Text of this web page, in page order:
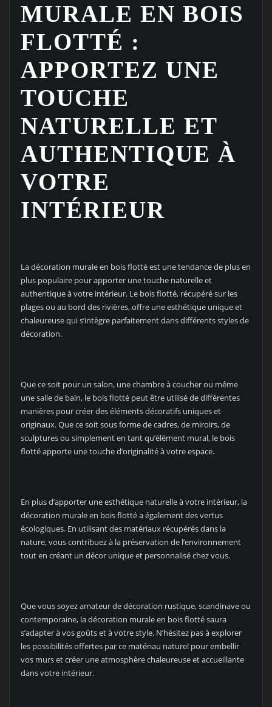
MURALE EN BOIS
FLOTTÉ :
APPORTEZ UNE
TOUCHE
NATURELLE ET
AUTHENTIQUE À
VOTRE
INTÉRIEUR
La décoration murale en bois flotté est une tendance de plus en
plus populaire pour apporter une touche naturelle et
authentique à votre intérieur. Le bois flotté, récupéré sur les
plages ou au bord des rivières, offre une esthétique unique et
chaleureuse qui s’intègre parfaitement dans différents styles de
décoration.
Que ce soit pour un salon, une chambre à coucher ou même
une salle de bain, le bois flotté peut être utilisé de différentes
manières pour créer des éléments décoratifs uniques et
originaux. Que ce soit sous forme de cadres, de miroirs, de
sculptures ou simplement en tant qu’élément mural, le bois
flotté apporte une touche d’originalité à votre espace.
En plus d’apporter une esthétique naturelle à votre intérieur, la
décoration murale en bois flotté a également des vertus
écologiques. En utilisant des matériaux récupérés dans la
nature, vous contribuez à la préservation de l’environnement
tout en créant un décor unique et personnalisé chez vous.
Que vous soyez amateur de décoration rustique, scandinave ou
contemporaine, la décoration murale en bois flotté saura
s’adapter à vos goûts et à votre style. N’hésitez pas à explorer
les possibilités offertes par ce matériau naturel pour embellir
vos murs et créer une atmosphère chaleureuse et accueillante
dans votre intérieur.